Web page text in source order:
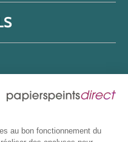
au bon fonctionnement du